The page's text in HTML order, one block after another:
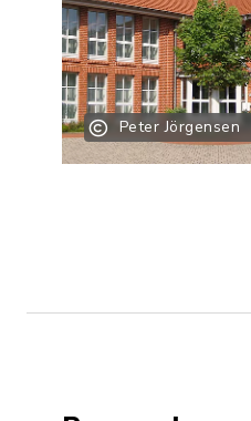
Peter Jörgensen